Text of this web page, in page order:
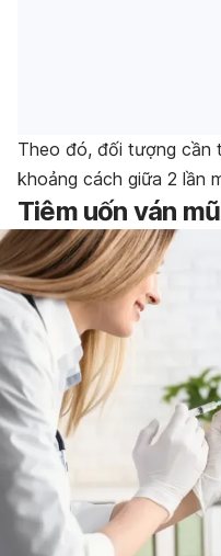
Theo đó, đối tượng cần
khoảng cách giữa 2 lần
Tiêm uốn ván